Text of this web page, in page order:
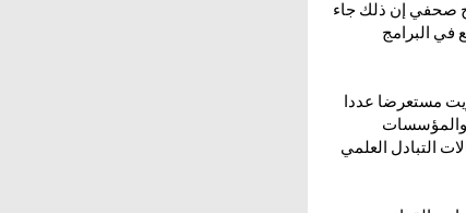
صحفي إن ذلك جاء
في البرامج
مستعرضا عددا
والمؤسسات
التبادل العلمي